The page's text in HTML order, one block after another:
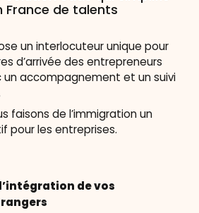
France de talents
un interlocuteur unique pour
d’arrivée des entrepreneurs
accompagnement et un suivi
faisons de l’immigration un
pour les entreprises.
de vos